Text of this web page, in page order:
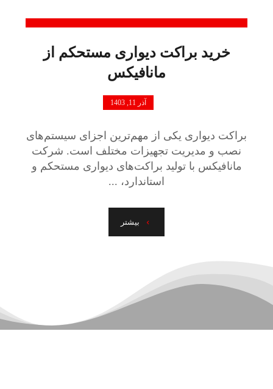
خرید براکت دیواری مستحکم از
مانافیکس
آذر 11, 1403
براکت دیواری یکی از مهم‌ترین اجزای سیستم‌های
نصب و مدیریت تجهیزات مختلف است. شرکت
مانافیکس با تولید براکت‌های دیواری مستحکم و
استاندارد، ...
بیشتر